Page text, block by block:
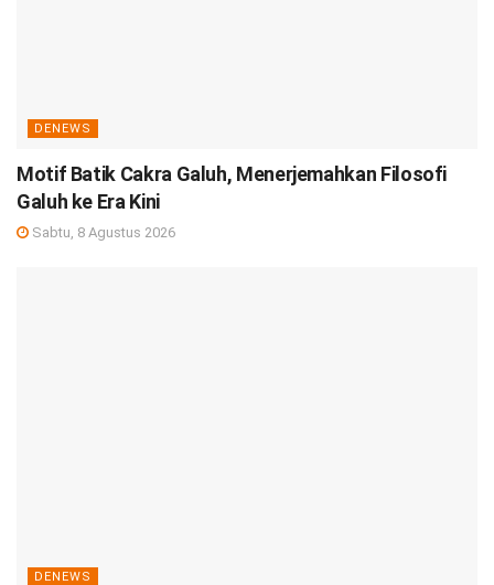
DENEWS
Motif Batik Cakra Galuh, Menerjemahkan Filosofi
Galuh ke Era Kini
Sabtu, 8 Agustus 2026
DENEWS